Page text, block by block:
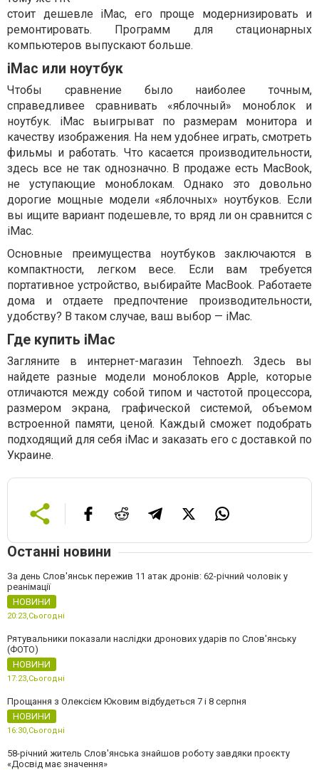
стоит дешевле iMac, его проще модернизировать и
ремонтировать. Программ для стационарных
компьютеров выпускают больше.
iMac или ноутбук
Чтобы сравнение было наиболее точным,
справедливее сравнивать «яблочный» моноблок и
ноутбук. iMac выигрыват по размерам монитора и
качеству изображения. На нем удобнее играть, смотреть
фильмы и работать. Что касается производительности,
здесь все не так однозначно. В продаже есть MacBook,
не уступающие моноблокам. Однако это довольно
дорогие мощные модели «яблочных» ноутбуков. Если
вы ищите вариант подешевле, то вряд ли он сравнится с
iMac.
Основные преимущества ноутбуков заключаются в
компактности, легком весе. Если вам требуется
портативное устройство, выбирайте MacBook. Работаете
дома и отдаете предпочтение производительности,
удобству? В таком случае, ваш выбор — iMac.
Где купить iMac
Загляните в интернет-магазин Tehnoezh. Здесь вы
найдете разные модели моноблоков Apple, которые
отличаются между собой типом и частотой процессора,
размером экрана, графической системой, объемом
встроенной памяти, ценой. Каждый сможет подобрать
подходящий для себя iMac и заказать его с доставкой по
Украине.
Останні новини
За день Слов'янськ пережив 11 атак дронів: 62-річний чоловік у
реанімації
НОВИНИ
20:23,Сьогодні
Рятувальники показали наслідки дронових ударів по Слов'янську
(ФОТО)
НОВИНИ
17:23,Сьогодні
Прощання з Олексієм Юковим відбудеться 7 і 8 серпня
НОВИНИ
16:30,Сьогодні
58-річний житель Слов'янська знайшов роботу завдяки проєкту
«Досвід має значення»